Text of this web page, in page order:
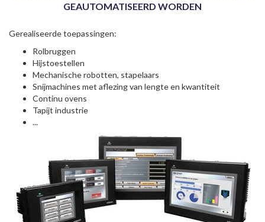
GEAUTOMATISEERD WORDEN
Gerealiseerde toepassingen:
Rolbruggen
Hijstoestellen
Mechanische robotten, stapelaars
Snijmachines met aflezing van lengte en kwantiteit
Continu ovens
Tapijt industrie
...